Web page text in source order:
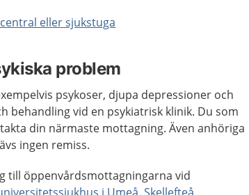
eller sjukstuga
problem
psykoser, djupa depressioner och
behandling vid en psykiatrisk klinik. Du som
din närmaste mottagning. Även anhöriga
ingen remiss.
till öppenvårdsmottagningarna vid